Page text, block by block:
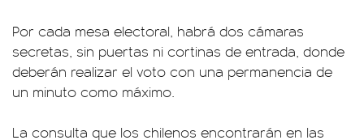
Por cada mesa electoral, habrá dos cámaras
secretas, sin puertas ni cortinas de entrada, donde
deberán realizar el voto con una permanencia de
un minuto como máximo.
La consulta que los chilenos encontrarán en las